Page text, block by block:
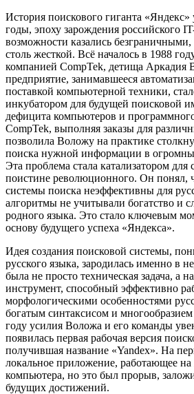
История поискового гиганта
годы, эпоху зарождения российского
возможности казались
столь жесткой. Всё началось в 1988
компанией CompTek, детища Аркадия
предприятие, занимавшееся
поставкой компьютерной техники,
инкубатором для будущей поисковой
дефицита компьютеров и
CompTek, выполняя заказы для
позволила Воложу на практике
поиска нужной информации в
Эта проблема стала катализатором для
поистине революционного. Он понял,
системы поиска неэффективны для
алгоритмы не учитывали богатство и
родного языка. Это стало ключевым
основу будущего успеха «Яндекса».
Идея создания поисковой системы,
русского языка, зародилась именно в
была не просто техническая задача, а
инструмент, способный эффективно
морфологическими особенностями
богатым синтаксисом и
году усилия Воложа и его команды
появилась первая рабочая версия
получившая название «Yandex». На
локальное приложение, работающее на
компьютера, но это был прорыв,
будущих достижений.